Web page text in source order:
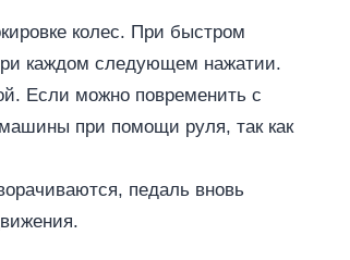
колес. При быстром
каждом следующем нажатии.
Если можно повременить с
при помощи руля, так как
педаль вновь